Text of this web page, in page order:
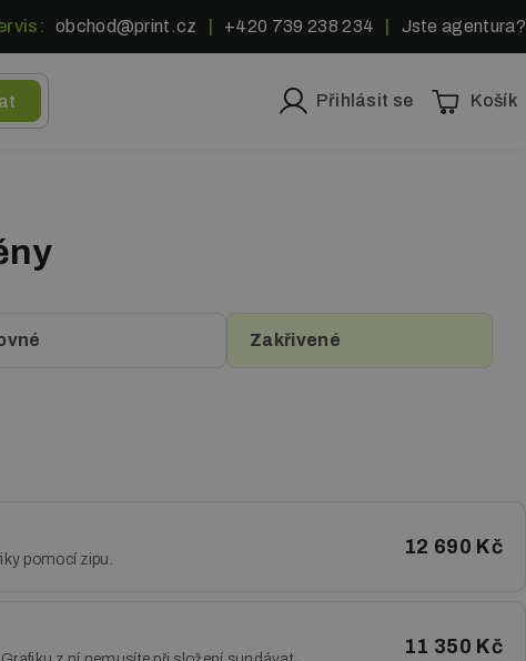
obchod@print.cz +420 739 238 234 Jste agentura?
Přihlásit se Košík
Zakřivené
pomocí zipu.
12 690 Kč
11 350 Kč